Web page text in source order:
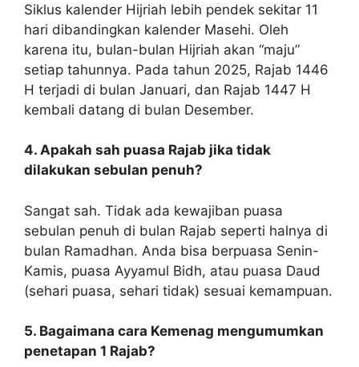
Siklus kalender Hijriah lebih pendek sekitar 11
hari dibandingkan kalender Masehi. Oleh
karena itu, bulan-bulan Hijriah akan “maju”
setiap tahunnya. Pada tahun 2025, Rajab 1446
H terjadi di bulan Januari, dan Rajab 1447 H
kembali datang di bulan Desember.
4. Apakah sah puasa Rajab jika tidak
dilakukan sebulan penuh?
Sangat sah. Tidak ada kewajiban puasa
sebulan penuh di bulan Rajab seperti halnya di
bulan Ramadhan. Anda bisa berpuasa Senin-
Kamis, puasa Ayyamul Bidh, atau puasa Daud
(sehari puasa, sehari tidak) sesuai kemampuan.
5. Bagaimana cara Kemenag mengumumkan
penetapan 1 Rajab?